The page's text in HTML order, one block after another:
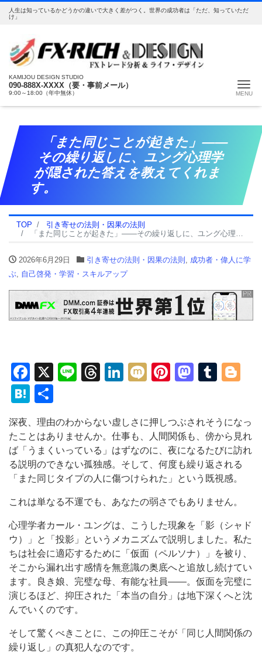
人生は知っているかどうかの違いで大きく差がつく。世界の成功者は「ただ、知っていただ
け」
KAMIJOU DESIGN STUDIO
090-888X-XXXX（要・事前メール）
9:00～18:00（年中無休）
「また同じことが起きた」——
その繰り返しに、ユング心理学
が隠された答えを教えてくれま
す。
TOP
引き寄せの法則・因果の法則
「また同じことが起きた」——その繰り返しに、ユング心理学が隠された答えを教えてくれます。
2026年6月29日 引き寄せの法則・因果の法則 , 成功者・偉人に学
ぶ, 自己啓発・学習・スキルアップ
Facebook
X LineThreads
LinkedIn
MixiPinterest
Hatena
深夜、理由のわからない虚しさに押しつぶされそうになっ
たことはありませんか。仕事も、人間関係も、傍から見れ
ば「うまくいっている」はずなのに、夜になるたびに訪れ
る説明のできない孤独感。そして、何度も繰り返される
「また同じタイプの人に傷つけられた」という既視感。
これは単なる不運でも、あなたの弱さでもありません。
心理学者カール・ユングは、こうした現象を「影（シャド
ウ）」と「投影」というメカニズムで説明しました。私た
ちは社会に適応するために「仮面（ペルソナ）」を被り、
そこから漏れ出す感情を無意識の奥底へと追放し続けてい
ます。良き娘、完璧な母、有能な社員——。仮面を完璧に
演じるほど、抑圧された「本当の自分」は地下深くへと沈
んでいくのです。
そして驚くべきことに、この抑圧こそが「同じ人間関係の
繰り返し」の真犯人なのです。